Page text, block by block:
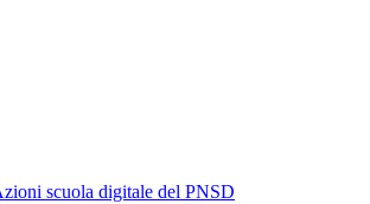
scuola digitale del PNSD